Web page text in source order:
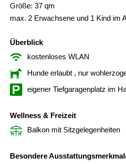
Größe: 37 qm
max. 2 Erwachsene und 1 Kind im
Überblick
kostenloses WLAN
Hunde erlaubt , nur
eigener Tiefgaragenplatz im
Wellness & Freizeit
Balkon mit Sitzgelegenheiten
Besondere